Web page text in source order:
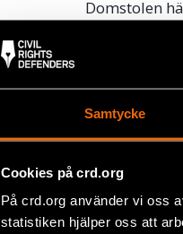
Samtycke
Cookies på crd.org
På crd.org använder vi oss
statistiken hjälper oss att
Domstolen
Det är viktigt
och inte
Hagwall
landets